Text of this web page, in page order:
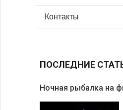
Контакты
ПОСЛЕДНИЕ
Ночная рыбалка на